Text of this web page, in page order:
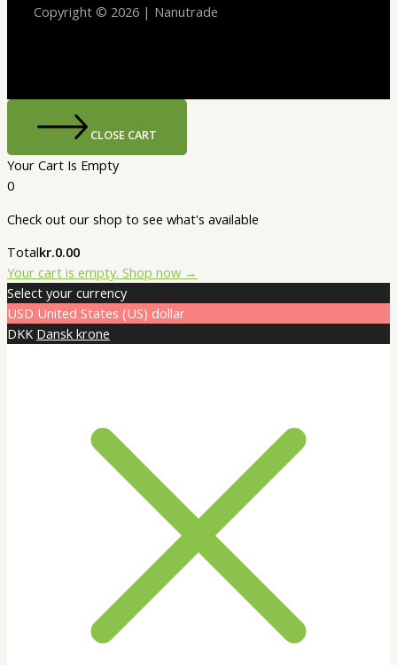
Copyright © 2026 | Nanutrade
CLOSE CART
Your Cart Is Empty
0
Check out our shop to see what's available
Cart
Total:
Totalkr.0.00
Your cart is empty. Shop now →
Select your currency
USD United States (US) dollar
DKK Dansk krone